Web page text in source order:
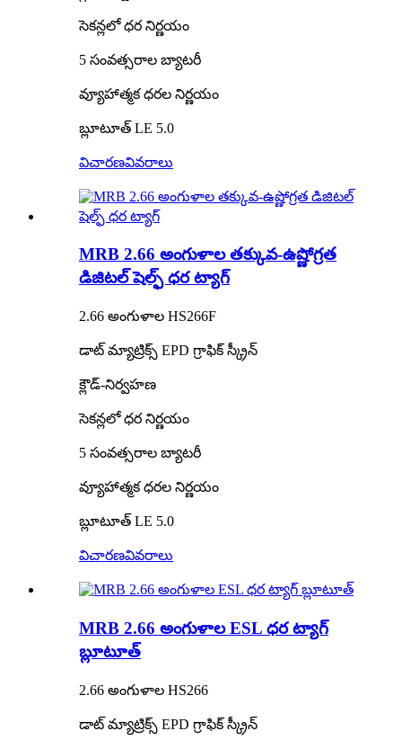
సెకన్లలో ధర నిర్ణయం
5 సంవత్సరాల బ్యాటరీ
వ్యూహాత్మక ధరల నిర్ణయం
బ్లూటూత్ LE 5.0
విచారణవివరాలు
MRB 2.66 అంగుళాల తక్కువ-ఉష్ణోగ్రత
డిజిటల్ షెల్ఫ్ ధర ట్యాగ్
2.66 అంగుళాల HS266F
డాట్ మ్యాట్రిక్స్ EPD గ్రాఫిక్ స్క్రీన్
క్లౌడ్-నిర్వహణ
సెకన్లలో ధర నిర్ణయం
5 సంవత్సరాల బ్యాటరీ
వ్యూహాత్మక ధరల నిర్ణయం
బ్లూటూత్ LE 5.0
విచారణవివరాలు
MRB 2.66 అంగుళాల ESL ధర ట్యాగ్
బ్లూటూత్
2.66 అంగుళాల HS266
డాట్ మ్యాట్రిక్స్ EPD గ్రాఫిక్ స్క్రీన్